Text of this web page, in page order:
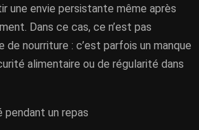
une envie persistante même après
Dans ce cas, ce n’est pas
de nourriture : c’est parfois un manque
alimentaire ou de régularité dans